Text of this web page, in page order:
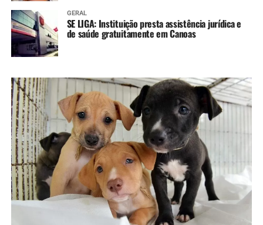
GERAL
SE LIGA: Instituição presta assistência jurídica e
de saúde gratuitamente em Canoas